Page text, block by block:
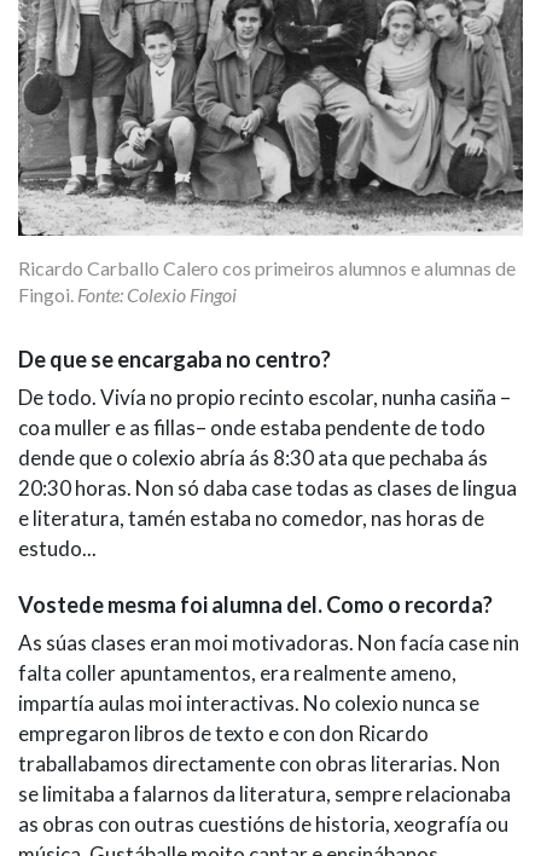
Ricardo Carballo Calero cos primeiros alumnos e alumnas de
Fingoi. Fonte: Colexio Fingoi
De que se encargaba no centro?
De todo. Vivía no propio recinto escolar, nunha casiña –
coa muller e as fillas– onde estaba pendente de todo
dende que o colexio abría ás 8:30 ata que pechaba ás
20:30 horas. Non só daba case todas as clases de lingua
e literatura, tamén estaba no comedor, nas horas de
estudo...
Vostede mesma foi alumna del. Como o recorda?
As súas clases eran moi motivadoras. Non facía case nin
falta coller apuntamentos, era realmente ameno,
impartía aulas moi interactivas. No colexio nunca se
empregaron libros de texto e con don Ricardo
traballabamos directamente con obras literarias. Non
se limitaba a falarnos da literatura, sempre relacionaba
as obras con outras cuestións de historia, xeografía ou